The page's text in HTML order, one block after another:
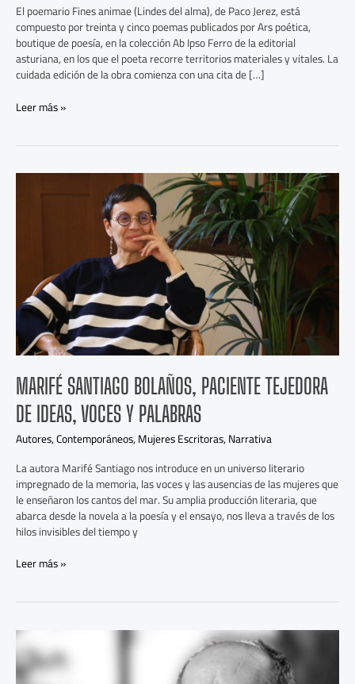
El poemario Fines animae (Lindes del alma), de Paco Jerez, está
compuesto por treinta y cinco poemas publicados por Ars poética,
boutique de poesía, en la colección Ab Ipso Ferro de la editorial
asturiana, en los que el poeta recorre territorios materiales y vitales. La
cuidada edición de la obra comienza con una cita de […]
Leer más »
MARIFÉ SANTIAGO BOLAÑOS, PACIENTE TEJEDORA
DE IDEAS, VOCES Y PALABRAS
Autores,Contemporáneos,Mujeres Escritoras,Narrativa
La autora Marifé Santiago nos introduce en un universo literario
impregnado de la memoria, las voces y las ausencias de las mujeres que
le enseñaron los cantos del mar. Su amplia producción literaria, que
abarca desde la novela a la poesía y el ensayo, nos lleva a través de los
hilos invisibles del tiempo y
Santiago
voces
y
palabras
Leer más »
Jesús
Diéguez
nos